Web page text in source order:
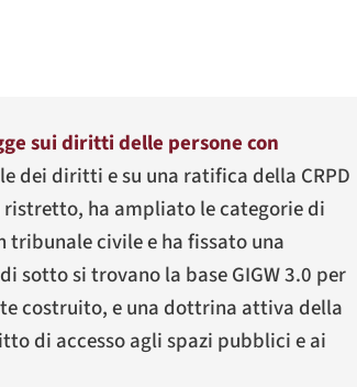
sui diritti delle persone con
dei diritti e su una ratifica della CRPD
ristretto, ha ampliato le categorie di
civile e ha fissato una
si trovano la base GIGW 3.0 per
costruito, e una dottrina attiva della
di accesso agli spazi pubblici e ai